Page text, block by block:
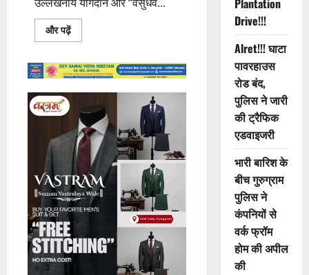
और पढ़ेंRead
more
में
सम्मानित
डॉ.
आर.
एस.
यादव
Plantation
Drive!!!
Alret!!! घाटा
पावरहाउस
रोड बंद,
पुलिस ने जारी
की ट्रैफिक
एडवाइजरी
भारी बारिश के
बीच गुरुग्राम
पुलिस ने
कंपनियों से
वर्क फ्रॉम
होम की अपील
की